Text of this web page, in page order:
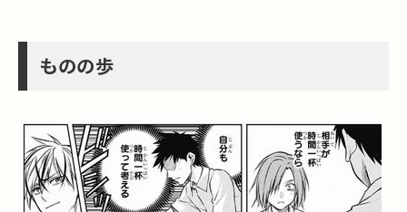
ものの歩